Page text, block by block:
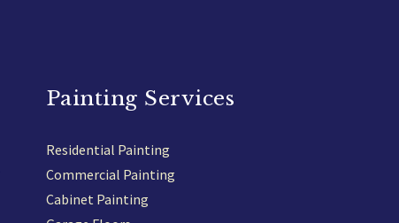
Painting Services
Residential Painting
Commercial Painting
Cabinet Painting